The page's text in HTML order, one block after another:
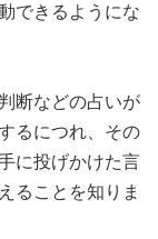
できるようにな
断などの占いが
るにつれ、その
に投げかけた言
ることを知りま